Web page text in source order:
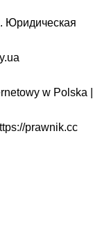
Юридическая
w Polska |
prawnik.cc